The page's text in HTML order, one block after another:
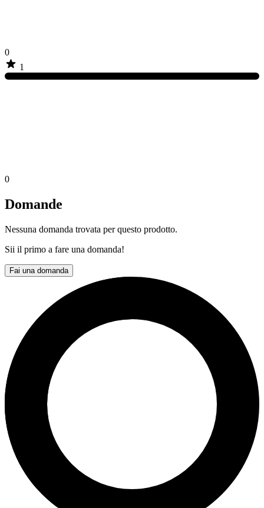
0
1
0
Domande
Nessuna domanda trovata per questo prodotto.
Sii il primo a fare una domanda!
Fai una domanda